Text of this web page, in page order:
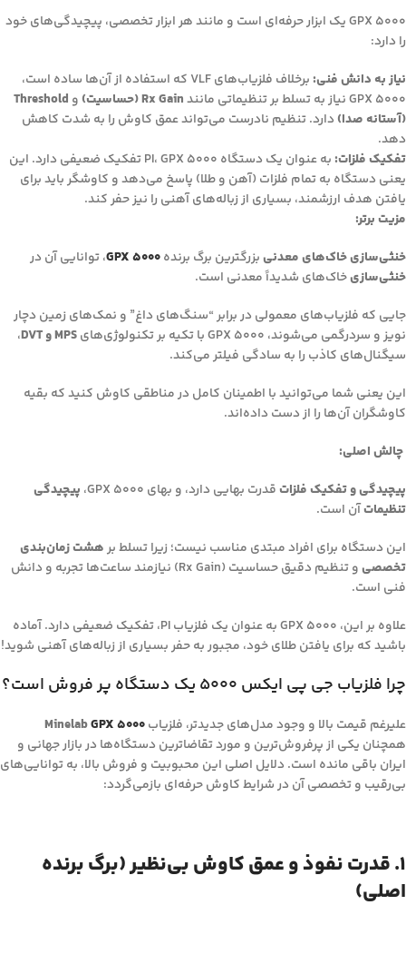
GPX 5000 یک ابزار حرفه‌ای است و مانند هر ابزار تخصصی، پیچیدگی‌های خود
را دارد:
نیاز به دانش فنی:
برخلاف فلزیاب‌های VLF که استفاده از آن‌ها ساده است،
GPX 5000 نیاز به تسلط بر تنظیماتی مانند
Rx Gain (حساسیت) و Threshold
(آستانه صدا) دارد. تنظیم نادرست می‌تواند عمق کاوش را به شدت کاهش
دهد.
تفکیک فلزات:
به عنوان یک دستگاه PI، GPX 5000 تفکیک ضعیفی دارد. این
یعنی دستگاه به تمام فلزات (آهن و طلا) پاسخ می‌دهد و کاوشگر باید برای
یافتن هدف ارزشمند، بسیاری از زباله‌های آهنی را نیز حفر کند.
مزیت برتر:
خنثی‌سازی خاک‌های معدنیبزرگترین برگ برندهGPX 5000، توانایی آن در
خنثی‌سازیخاک‌های شدیداً معدنی است.
جایی که فلزیاب‌های معمولی در برابر “سنگ‌های داغ” و نمک‌های زمین دچار
نویز و سردرگمی می‌شوند، GPX 5000 با تکیه بر تکنولوژی‌های
MPS و DVT
،
سیگنال‌های کاذب را به سادگی فیلتر می‌کند.
این یعنی شما می‌توانید با اطمینان کامل در مناطقی کاوش کنید که بقیه
کاوشگران آن‌ها را از دست داده‌اند.
چالش اصلی:
پیچیدگی و تفکیک فلزاتقدرت بهایی دارد، و بهای GPX 5000،
پیچیدگی
تنظیماتآن است.
این دستگاه برای افراد مبتدی مناسب نیست؛ زیرا تسلط برهشت زمان‌بندی
تخصصی
و تنظیم دقیق حساسیت (Rx Gain) نیازمند ساعت‌ها تجربه و دانش
فنی است.
علاوه بر این، GPX 5000 به عنوان یک فلزیاب PI، تفکیک ضعیفی دارد. آماده
باشید که برای یافتن طلای خود، مجبور به حفر بسیاری از زباله‌های آهنی شوید!
چرا فلزیاب جی پی ایکس 5000 یک دستگاه پر فروش است؟
علیرغم قیمت بالا و وجود مدل‌های جدیدتر، فلزیاب MinelabGPX 5000
همچنان یکی از پرفروش‌ترین و مورد تقاضاترین دستگاه‌ها در بازار جهانی و
ایران باقی مانده است. دلایل اصلی این محبوبیت و فروش بالا، به توانایی‌های
بی‌رقیب و تخصصی آن در شرایط کاوش حرفه‌ای بازمی‌گردد:
۱. قدرت نفوذ و عمق کاوش بی‌نظیر (برگ برنده
اصلی)